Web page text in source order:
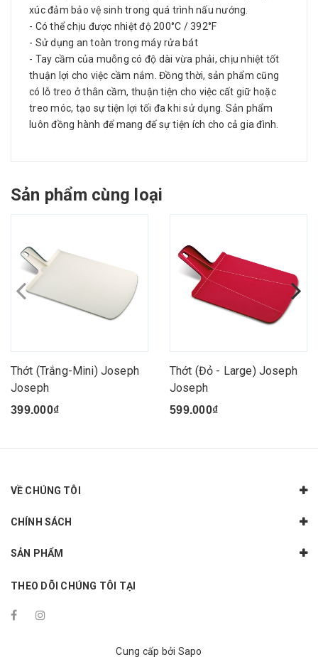
xúc đảm bảo vệ sinh trong quá trình nấu nướng.
- Có thể chịu được nhiệt độ 200°C / 392°F
- Sử dụng an toàn trong máy rửa bát
- Tay cầm của muỗng có độ dài vừa phải, chịu nhiệt tốt
thuận lợi cho việc cầm nắm. Đồng thời, sản phẩm cũng
có lỗ treo ở thân cầm, thuận tiện cho việc cất giữ hoặc
treo móc, tạo sự tiện lợi tối đa khi sử dụng. Sản phẩm
luôn đồng hành để mang đế sự tiện ích cho cả gia đình.
Sản phẩm cùng loại
Thớt (Trắng-Mini) Joseph
Joseph
399.000₫
Thớt (Đỏ - Large) Joseph
Joseph
599.000₫
VỀ CHÚNG TÔI
CHÍNH SÁCH
SẢN PHẨM
THEO DÕI CHÚNG TÔI TẠI
Cung cấp bởi Sapo